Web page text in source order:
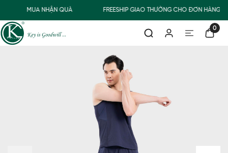
MUA NHẬN QUÀ FREESHIP GIAO THƯỜNG CHO ĐƠN HÀNG
0